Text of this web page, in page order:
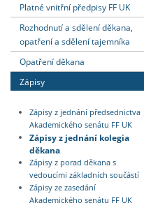
Platné vnitřní předpisy FF UK
Rozhodnutí a sdělení děkana,
opatření a sdělení tajemníka
Opatření děkana
Zápisy
Zápisy z jednání předsednictva
Akademického senátu FF UK
Zápisy z jednání kolegia
děkana
Zápisy z porad děkana s
vedoucími základních součástí
Zápisy ze zasedání
Akademického senátu FF UK